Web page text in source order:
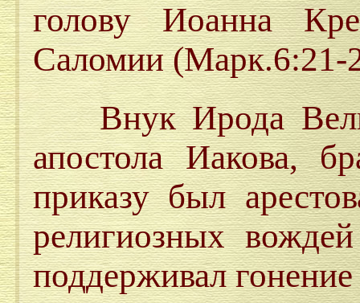
голову Иоанна
Саломии (Марк.6:21-
Внук Ирода
апостола Иакова,
приказу был
религиозных
поддерживал